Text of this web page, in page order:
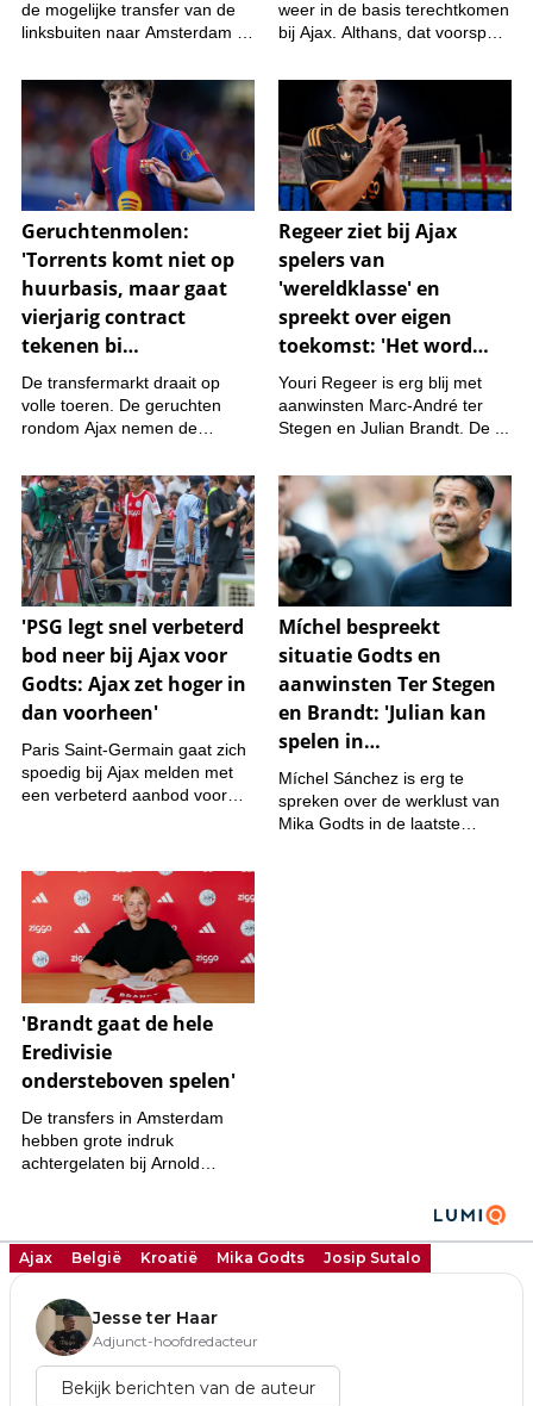
Ajax België Kroatië Mika Godts Josip Sutalo
Jesse ter Haar
Adjunct-hoofdredacteur
Bekijk berichten van de auteur